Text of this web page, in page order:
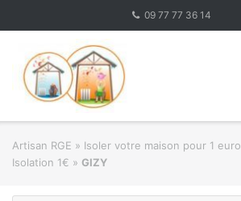
09 77 77 36 14
Artisan RGE » Isoler votre maison pour 1 euro
Isolation 1€ » GIZY